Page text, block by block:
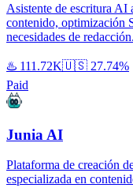
Asistente de escritura AI
contenido, optimización
necesidades de redacción.
♨️ 111.72K🇺🇸 27.74%
Paid
Junia AI
Plataforma de creación
especializada en